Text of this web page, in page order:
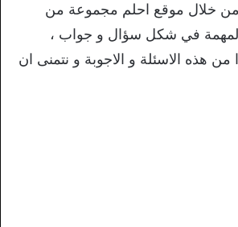
من خلال موقع احلم مجموعة من
المهمة في شكل سؤال و جواب ،
من هذه الاسئلة و الاجوبة و نتمنى ان